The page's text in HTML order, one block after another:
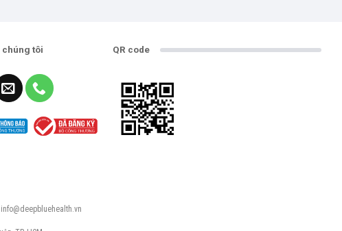
chúng tôi QR code